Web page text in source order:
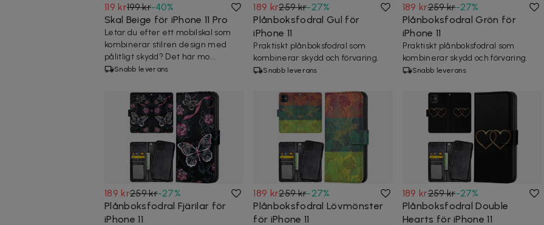
119 kr199 kr-40%
Skal Beige för iPhone 11 Pro
Letar du efter ett mobilskal som
kombinerar stilren design med
pålitligt skydd? Det här mo...
Snabb leverans
189 kr259 kr-27%
Plånboksfodral Gul för
iPhone 11
Praktiskt plånboksfodral som
kombinerar skydd och förvaring.
Snabb leverans
189 kr259 kr-27%
Plånboksfodral Grön för
iPhone 11
Praktiskt plånboksfodral som
kombinerar skydd och förvaring.
Snabb leverans
189 kr259 kr-27%
Plånboksfodral Fjärilar för
iPhone 11
189 kr259 kr-27%
Plånboksfodral Lövmönster
för iPhone 11
189 kr259 kr-27%
Plånboksfodral Double
Hearts för iPhone 11